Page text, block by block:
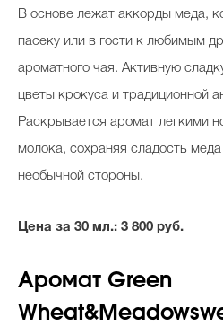
В основе лежат аккорды меда,
пасеку или в гости к любимым
ароматного чая. Активную
цветы крокуса и традиционной
Раскрывается аромат легкими
молока, сохраняя сладость
необычной стороны.
Цена за 30 мл.: 3 800 руб.
Аромат Green